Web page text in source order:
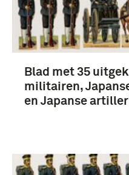
Blad met 35
militairen,
en Japanse